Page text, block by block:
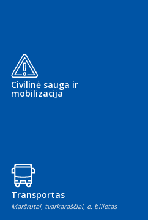
Civilinė sauga ir
mobilizacija
Transportas
Maršrutai, tvarkaraščiai, e. bilietas